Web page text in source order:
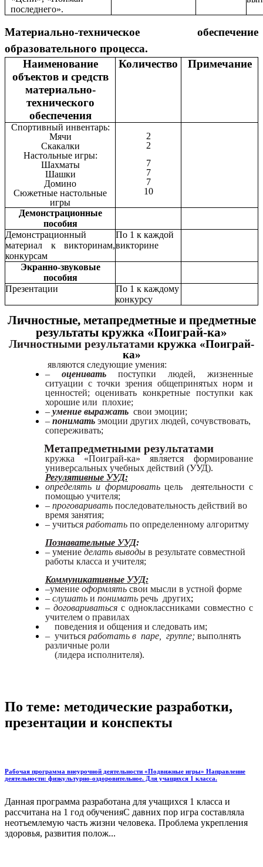
последнего».
Материально-техническое обеспечение
образовательного процесса.
Наименование
объектов и средств
материально-
технического
обеспечения
Количество Примечание
Спортивный инвентарь:
Мячи
Скакалки
Настольные игры:
Шахматы
Шашки
Домино
Сюжетные настольные
игры
2
2
7
7
7
10
Демонстрационные
пособия
Демонстрационный
материал к викторинам,
конкурсам
По 1 к каждой
викторине
Экранно-звуковые
пособия
Презентации
По 1 к каждому
конкурсу
Личностные, метапредметные и предметные
результаты кружка «Поиграй-ка»
Личностными результатами кружка «Поиграй-
ка»
являются следующие умения:
– оценивать
поступки людей, жизненные
ситуации с точки зрения общепринятых норм и
ценностей; оценивать конкретные поступки как
хорошие или плохие;
– умение выражать свои эмоции;
– понимать эмоции других людей, сочувствовать,
сопереживать;
Метапредметными результатами
кружка «Поиграй-ка» является формирование
универсальных учебных действий (УУД).
Регулятивные УУД:
определять и формировать цель деятельности с
помощью учителя;
– проговаривать последовательность действий во
время занятия;
– учиться работать по определенному алгоритму
Познавательные УУД:
– умение делать выводы в результате совместной
работы класса и учителя;
Коммуникативные УУД:
–умение оформлять свои мысли в устной форме
–слушать и понимать речь других;
– договариваться с одноклассниками совместно с
учителем о правилах
поведения и общения и следовать им;
– учиться работать в паре, группе; выполнять
различные роли
(лидера исполнителя).
По теме: методические разработки,
презентации и конспекты
Рабочая программа внеурочной деятельности «Подвижные игры» Направление
деятельности: физкультурно-оздоровительное. Для учащихся 1 класса.
Данная программа разработана для учащихся 1 класса и
рассчитана на 1 год обученияС давних пор игра составляла
неотъемлемую часть жизни человека. Проблема укрепления
здоровья, развития полож...